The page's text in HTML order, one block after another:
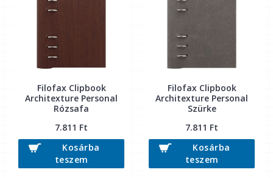
Filofax Clipbook
Architexture Personal
Rózsafa
7.811 Ft
Kosárba
teszem
Filofax Clipbook
Architexture Personal
Szürke
7.811 Ft
Kosárba
teszem